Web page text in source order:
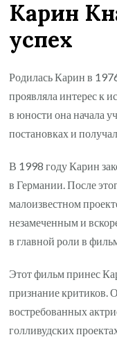
Карин
успех
Родилась Карин в
проявляла интерес к
в юности она начала
постановках и
В 1998 году Карин
в Германии. После
малоизвестном
незамеченным и
в главной роли в
Этот фильм принес
признание критиков.
востребованных
голливудских